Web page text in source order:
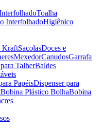
Toalha
InterfolhadoHigiênico
KraftSacolasDoces e
MexedorCanudosGarrafa
TalherBaldes
PapéisDispenser para
Bobina Plástico BolhaBobina